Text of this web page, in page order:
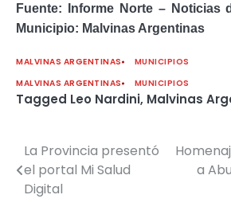
Fuente: Informe Norte – Noticias
Municipio: Malvinas Argentinas
MALVINAS ARGENTINAS
MUNICIPIOS
MALVINAS ARGENTINAS
MUNICIPIOS
Tagged Leo Nardini, Malvinas
Navegación
de
La Provincia presentó
el portal Mi Salud
Digital
a